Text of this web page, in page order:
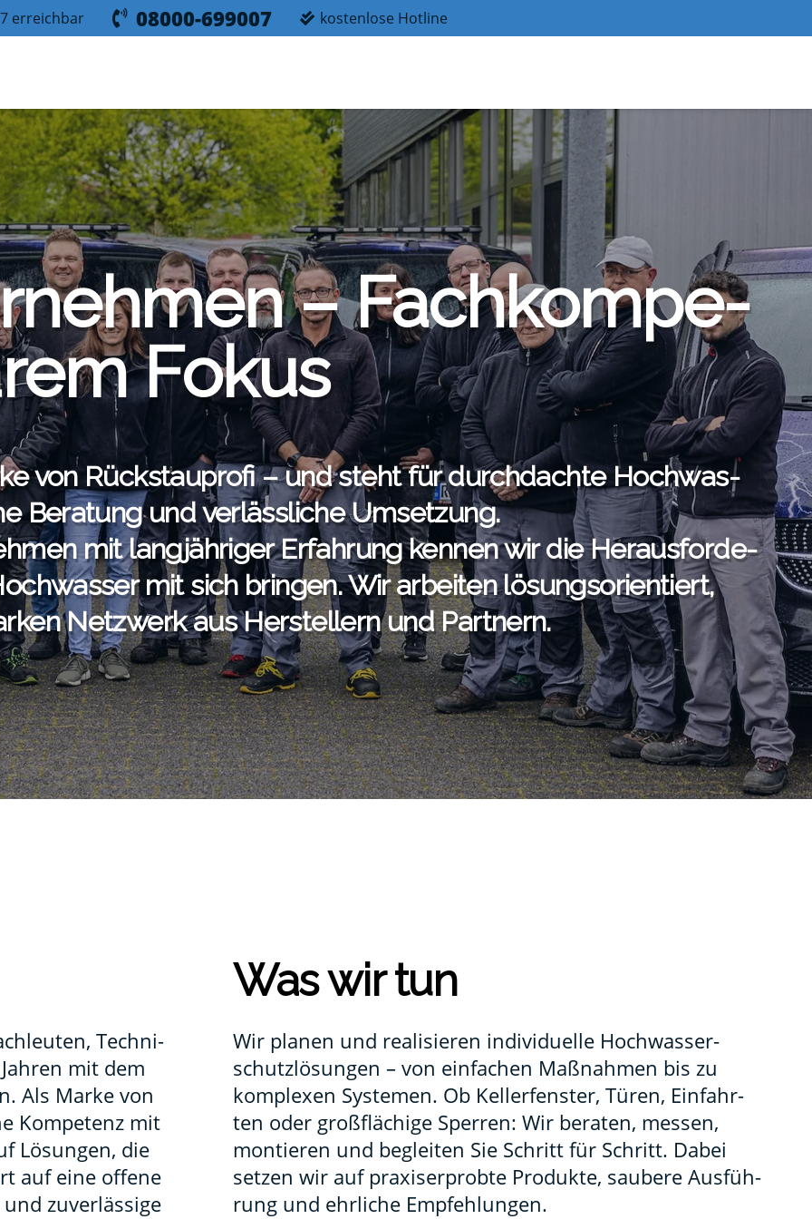
erreichbar 08000-699007 kostenlose Hotline
– Fach­kom­pe­
Fokus
von Rück­stau­pro­fi – und steht für durch­dach­te Hoch­was­
Bera­tung und ver­läss­li­che Umset­zung.
mit lang­jäh­ri­ger Erfah­rung ken­nen wir die Her­aus­for­de­
mit sich brin­gen. Wir arbei­ten lösungs­ori­en­tiert,
Netz­werk aus Her­stel­lern und Part­nern.
Tech­ni­
mit dem
Als Mar­ke von
Kom­pe­tenz mit
Lösun­gen, die
auf eine offe­ne
zuver­läs­si­ge
Was wir tun
Wir pla­nen und rea­li­sie­ren indi­vi­du­el­le Hoch­was­ser­
schutz­lö­sun­gen – von ein­fa­chen Maß­nah­men bis zu
kom­ple­xen Sys­te­men. Ob Kel­ler­fens­ter, Türen, Ein­fahr­
ten oder groß­flä­chi­ge Sper­ren: Wir bera­ten, mes­sen,
mon­tie­ren und beglei­ten Sie Schritt für Schritt. Dabei
set­zen wir auf pra­xis­er­prob­te Pro­duk­te, sau­be­re Aus­füh­
rung und ehr­li­che Emp­feh­lun­gen.